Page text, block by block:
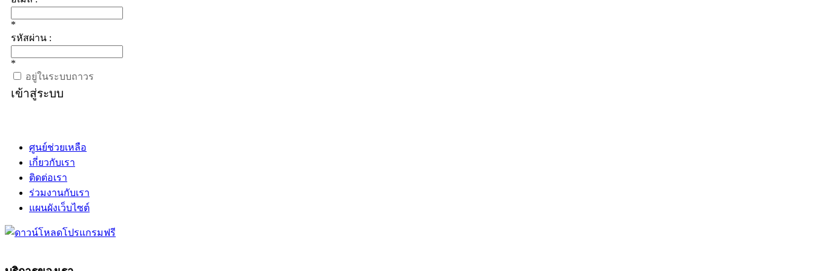
*
รหัสผ่าน :
*
อยู่ในระบบถาวร
เข้าสู่ระบบ
ศูนย์ช่วยเหลือ
เกี่ยวกับเรา
ติดต่อเรา
ร่วมงานกับเรา
แผนผังเว็บไซต์